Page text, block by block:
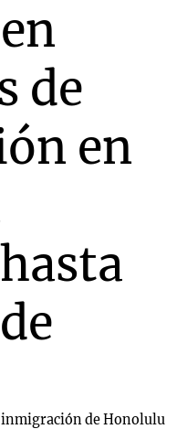
de
en
inmigración de Honolulu